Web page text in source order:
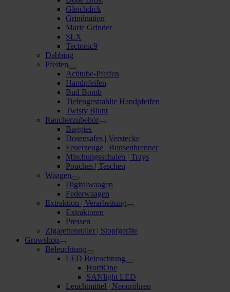
Gleichdick
Grindnation
Marie Grinder
SLX
Tectonic9
Dabbing
Pfeifen
Actitube-Pfeifen
Handpfeifen
Bud Bomb
Tiefengestrahlte Handpfeifen
Twisty Blunt
Raucherzubehör
Baggies
Dosensafes | Verstecke
Feuerzeuge | Bunsenbrenner
Mischungsschalen | Trays
Pouches | Taschen
Waagen
Digitalwaagen
Federwaagen
Extraktion | Verarbeitung
Extraktoren
Pressen
Zigarettenroller | Stopfgeräte
Growshop
Beleuchtung
LED Beleuchtung
HortiOne
SANlight LED
Leuchtmittel | Neonröhren